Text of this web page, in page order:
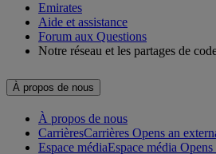
Emirates
Aide et assistance
Forum aux Questions
Notre réseau et les partages de
À propos de nous
À propos de nous
CarrièresCarrières Opens an
Espace médiaEspace média